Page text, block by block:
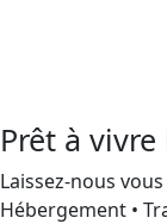
Prêt à
Laissez-nous
Hébergement •